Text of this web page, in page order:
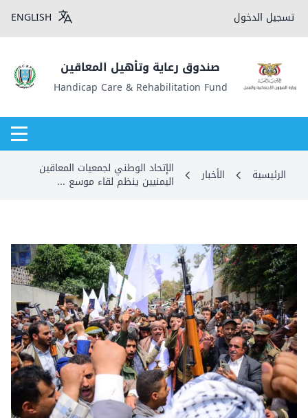
تسجيل الدخول ENGLISH
صندوق رعاية وتأهيل المعاقين
Handicap Care & Rehabilitation Fund
الرئيسية الأخبار الإتحاد الوطني لجمعيات المعاقين
اليمنيين ينظم لقاء موسع ...